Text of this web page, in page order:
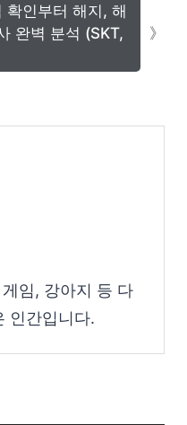
확인부터 해지, 해
완벽 분석 (SKT,
임, 강아지 등 다
인간입니다.